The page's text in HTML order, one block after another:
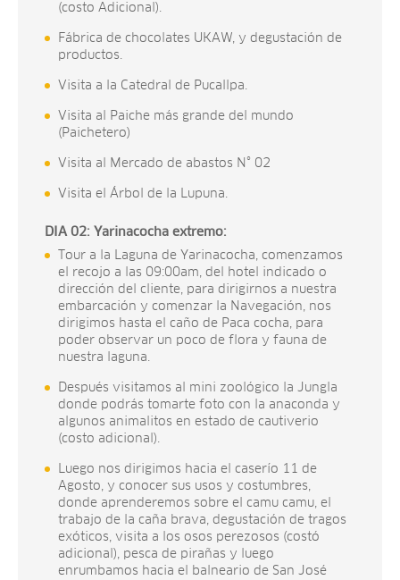
(costo Adicional).
Fábrica de chocolates UKAW, y degustación de
productos.
Visita a la Catedral de Pucallpa.
Visita al Paiche más grande del mundo
(Paichetero)
Visita al Mercado de abastos N° 02
Visita el Árbol de la Lupuna.
DIA 02: Yarinacocha extremo:
Tour a la Laguna de Yarinacocha, comenzamos
el recojo a las 09:00am, del hotel indicado o
dirección del cliente, para dirigirnos a nuestra
embarcación y comenzar la Navegación, nos
dirigimos hasta el caño de Paca cocha, para
poder observar un poco de flora y fauna de
nuestra laguna.
Después visitamos al mini zoológico la Jungla
donde podrás tomarte foto con la anaconda y
algunos animalitos en estado de cautiverio
(costo adicional).
Luego nos dirigimos hacia el caserío 11 de
Agosto, y conocer sus usos y costumbres,
donde aprenderemos sobre el camu camu, el
trabajo de la caña brava, degustación de tragos
exóticos, visita a los osos perezosos (costó
adicional), pesca de pirañas y luego
enrumbamos hacia el balneario de San José